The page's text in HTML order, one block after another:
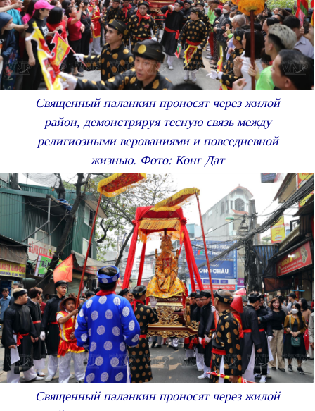
Священный паланкин проносят через жилой
район, демонстрируя тесную связь между
религиозными верованиями и повседневной
жизнью. Фото: Конг Дат
Священный паланкин проносят через жилой